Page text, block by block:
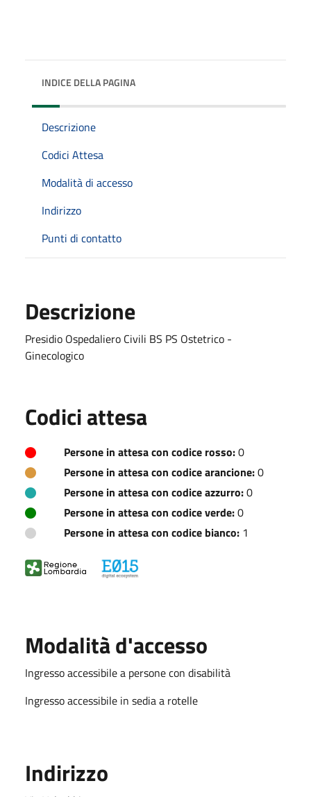
INDICE DELLA PAGINA
Descrizione
Codici Attesa
Modalità di accesso
Indirizzo
Punti di contatto
Descrizione
Presidio Ospedaliero Civili BS PS Ostetrico -
Ginecologico
Codici attesa
Persone in attesa con codice rosso:0
Persone in attesa con codice arancione:0
Persone in attesa con codice azzurro:0
Persone in attesa con codice verde:0
Persone in attesa con codice bianco: 1
Modalità d'accesso
Ingresso accessibile a persone con disabilità
Ingresso accessibile in sedia a rotelle
Indirizzo